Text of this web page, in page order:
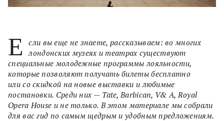
Е
сли вы еще не знаете, рассказываем: во многих
лондонских музеях и театрах существуют
специальные молодежные программы лояльности,
которые позволяют получать билеты бесплатно
или со скидкой на новые выставки и любимые
постановки. Среди них — Tate, Barbican, V& A, Royal
Opera House и не только. В этом материале мы собрали
для вас гид по самым щедрым и удобным предложениям.